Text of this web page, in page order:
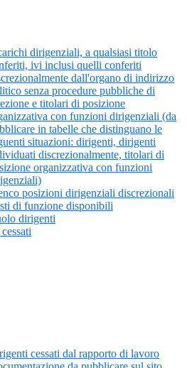
dirigenziali, a qualsiasi titolo
ivi inclusi quelli conferiti
dall'organo di indirizzo
senza procedure pubbliche di
e titolari di posizione
con funzioni dirigenziali (da
in tabelle che distinguano le
situazioni: dirigenti, dirigenti
discrezionalmente, titolari di
organizzativa con funzioni
posizioni dirigenziali discrezionali
di funzione disponibili
dirigenti
cessati dal rapporto di lavoro